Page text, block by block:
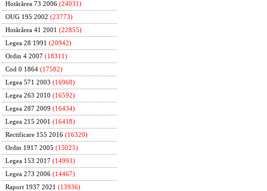
Hotărârea 73 2006 (24031)
OUG 195 2002 (23773)
Hotărârea 41 2001 (22855)
Legea 28 1991 (20942)
Ordin 4 2007 (18311)
Cod 0 1864 (17582)
Legea 571 2003 (16968)
Legea 263 2010 (16592)
Legea 287 2009 (16434)
Legea 215 2001 (16418)
Rectificare 155 2016 (16320)
Ordin 1917 2005 (15025)
Legea 153 2017 (14993)
Legea 273 2006 (14467)
Raport 1937 2021 (13936)